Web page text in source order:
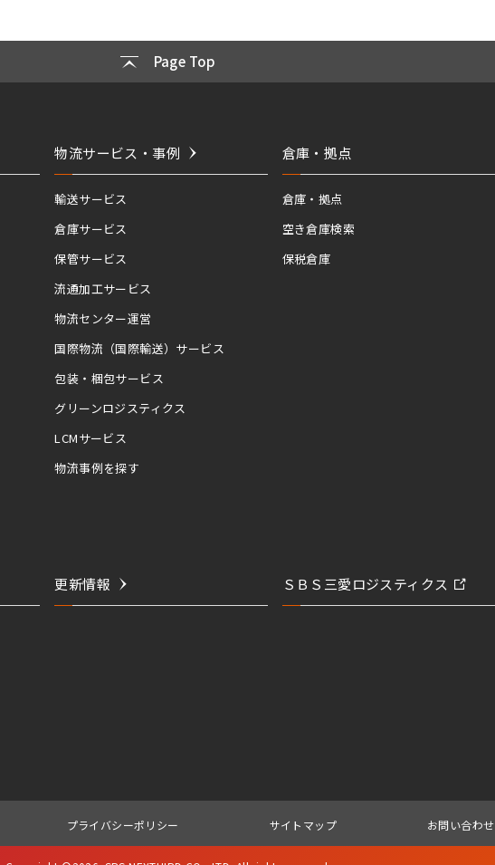
Page Top
物流サービス・事例
輸送サービス
倉庫サービス
保管サービス
流通加工サービス
物流センター運営
国際物流（国際輸送）サービス
包装・梱包サービス
グリーンロジスティクス
LCMサービス
物流事例を探す
倉庫・拠点
倉庫・拠点
空き倉庫検索
保税倉庫
更新情報 ＳＢＳ三愛ロジスティクス
プライバシーポリシー サイトマップ お問い合わせ